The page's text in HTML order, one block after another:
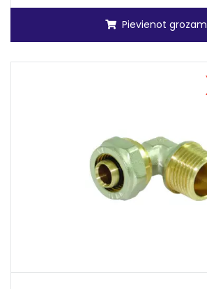
Pievienot grozam